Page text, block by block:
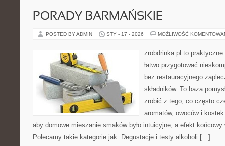
PORADY BARMAŃSKIE
POSTED BY ADMIN STY - 17 - 2026 MOŻLIWOŚĆ
zrobdrinka.pl to
łatwo przygotować
bez restauracyjnego
składników. To baza
zrobić z tego, co często
aromatów, owoców i
aby domowe mieszanie smaków było intuicyjne, a efekt końcowy
Polecamy takie kategorie jak: Degustacje i testy alkoholi […]